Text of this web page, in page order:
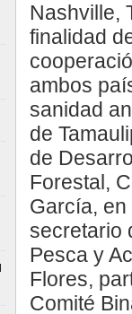
Nashville,
finalidad
ambos
sanidad
de
de
Forestal,
García,
secretario
Pesca y
Flores,
Comité